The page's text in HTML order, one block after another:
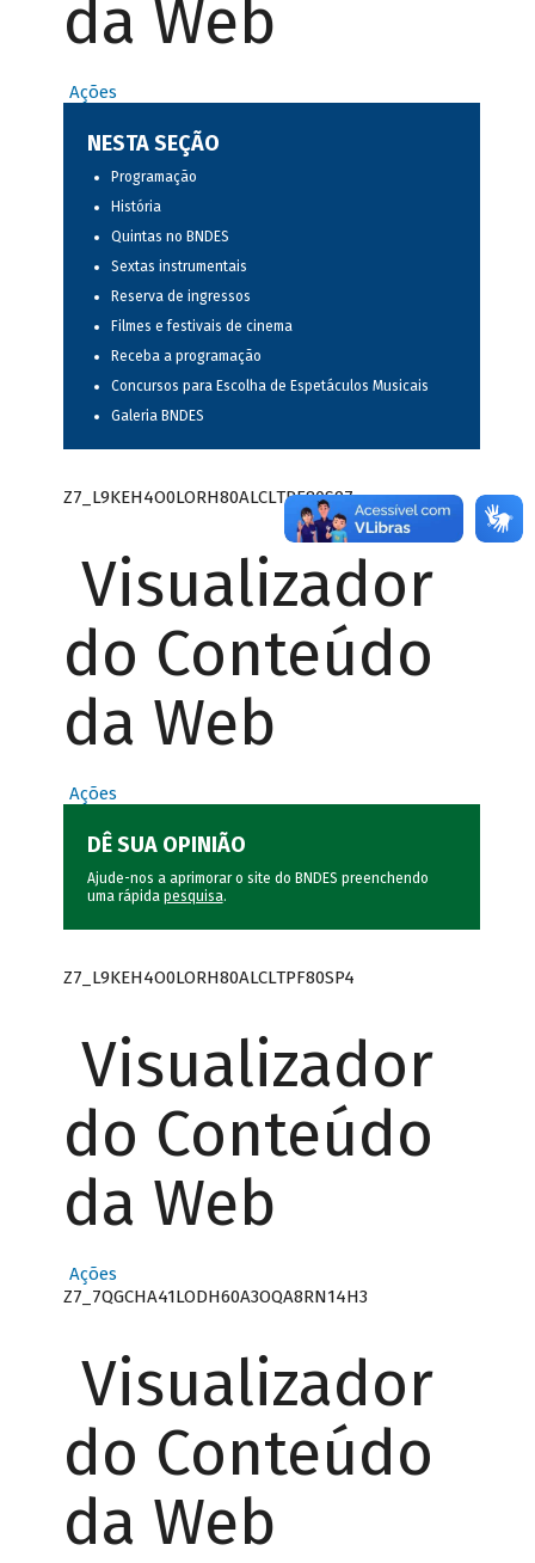
da Web
Ações
NESTA SEÇÃO
Programação
História
Quintas no BNDES
Sextas instrumentais
Reserva de ingressos
Filmes e festivais de cinema
Receba a programação
Concursos para Escolha de Espetáculos Musicais
Galeria BNDES
Z7_L9KEH4O0LORH80ALCLTPF80S97
Visualizador
do Conteúdo
da Web
Ações
DÊ SUA OPINIÃO
Ajude-nos a aprimorar o site do BNDES preenchendo
uma rápida pesquisa.
Z7_L9KEH4O0LORH80ALCLTPF80SP4
Visualizador
do Conteúdo
da Web
Ações
Z7_7QGCHA41LODH60A3OQA8RN14H3
Visualizador
do Conteúdo
da Web